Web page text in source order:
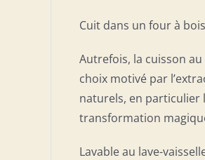
Cuit dans un four à
Autrefois, la cuisson
choix motivé par
naturels, en particulier
transformation
Lavable au lave-